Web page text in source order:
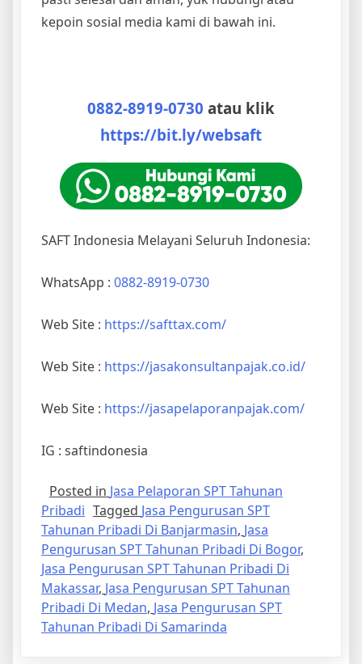
kepoin sosial media kami di bawah ini.
0882-8919-0730 atau klik
https://bit.ly/websaft
SAFT Indonesia Melayani Seluruh Indonesia:
WhatsApp : 0882-8919-0730
Web Site : https://safttax.com/
Web Site : https://jasakonsultanpajak.co.id/
Web Site : https://jasapelaporanpajak.com/
IG : saftindonesia
Posted in Jasa Pelaporan SPT Tahunan
Pribadi Tagged Jasa Pengurusan SPT
Tahunan Pribadi Di Banjarmasin, Jasa
Pengurusan SPT Tahunan Pribadi Di Bogor,
Jasa Pengurusan SPT Tahunan Pribadi Di
Makassar, Jasa Pengurusan SPT Tahunan
Pribadi Di Medan, Jasa Pengurusan SPT
Tahunan Pribadi Di Samarinda